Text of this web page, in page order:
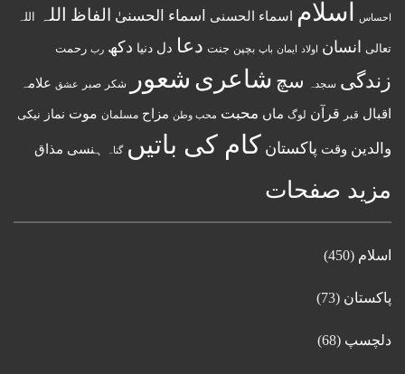
احساس اسلام اسماء الحسنى اسماء الحسنیٰ الفاظ اللہ اللہ
تعالی انسان اولاد ایمان باپ بچپن جنت دعا دل دنیا دکھ رب رحمت
زندگی سجدہ سچ شاعری شعور شکر صبر عشق علامہ
اقبال قبر قرآن لوگ ماں محبت محب وطن مزاح مسلمان موت نماز نیکی
والدین وقت پاکستان کام کی باتیں گناہ ہنسی مذاق
مزید صفحات
اسلام (450)
پاکستان (73)
دلچسپ (68)